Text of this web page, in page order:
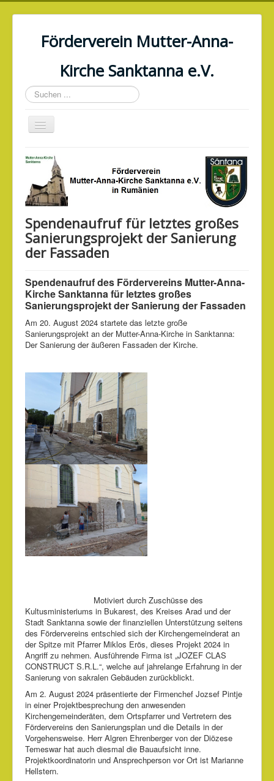
Förderverein Mutter-Anna-
Kirche Sanktanna e.V.
Suchen
...
Navigation
an/aus
Home
Aktuelles
Verein
Geschichte
Generalsanierung
Veranstaltungen
Partner
Bildergalerie
Kontakt
Impressum
Spendenaufruf für letztes großes
Sanierungsprojekt der Sanierung
der Fassaden
Spendenaufruf des Fördervereins Mutter-Anna-
Kirche Sanktanna für letztes großes
Sanierungsprojekt der Sanierung der Fassaden
Am 20. August 2024 startete das letzte große
Sanierungsprojekt an der Mutter-Anna-Kirche in Sanktanna:
Der Sanierung der äußeren Fassaden der Kirche.
Motiviert durch Zuschüsse des
Kultusministeriums in Bukarest, des Kreises Arad und der
Stadt Sanktanna sowie der finanziellen Unterstützung seitens
des Fördervereins entschied sich der Kirchengemeinderat an
der Spitze mit Pfarrer Miklos Erös, dieses Projekt 2024 in
Angriff zu nehmen. Ausführende Firma ist „JOZEF CLAS
CONSTRUCT S.R.L.“, welche auf jahrelange Erfahrung in der
Sanierung von sakralen Gebäuden zurückblickt.
Am 2. August 2024 präsentierte der Firmenchef Jozsef Pintje
in einer Projektbesprechung den anwesenden
Kirchengemeinderäten, dem Ortspfarrer und Vertretern des
Fördervereins den Sanierungsplan und die Details in der
Vorgehensweise. Herr Algren Ehrenberger von der Diözese
Temeswar hat auch diesmal die Bauaufsicht inne.
Projektkoordinatorin und Ansprechperson vor Ort ist Marianne
Hellstern.